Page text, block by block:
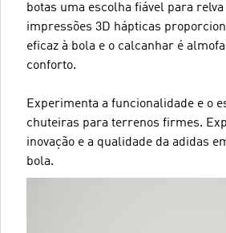
botas uma escolha fiável para
impressões 3D hápticas
eficaz à bola e o calcanhar é
conforto.
Experimenta a funcionalidade e o
chuteiras para terrenos firmes.
inovação e a qualidade da adidas
bola.